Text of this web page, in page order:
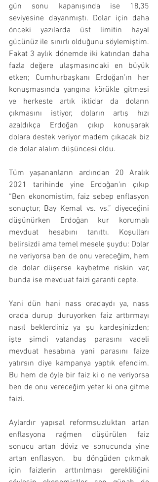
gün sonu kapanışında ise 18,35
seviyesine dayanmıştı. Dolar için daha
önceki yazılarda üst limitin hayal
gücünüz ile sınırlı olduğunu söylemiştim.
Fakat 3 aylık dönemde iki katından daha
fazla değere ulaşmasındaki en büyük
etken; Cumhurbaşkanı Erdoğan’ın her
konuşmasında yangına körükle gitmesi
ve herkeste artık iktidar da doların
çıkmasını istiyor, doların artış hızı
azaldıkça Erdoğan çıkıp konuşarak
dolara destek veriyor madem çıkacak biz
de dolar alalım düşüncesi oldu.
Tüm yaşananların ardından 20 Aralık
2021 tarihinde yine Erdoğan’ın çıkıp
“Ben ekonomistim, faiz sebep enflasyon
sonuçtur, Bay Kemal vs. vs.” diyeceğini
düşünürken Erdoğan kur korumalı
mevduat hesabını tanıttı. Koşulları
belirsizdi ama temel mesele şuydu: Dolar
ne veriyorsa ben de onu vereceğim, hem
de dolar düşerse kaybetme riskin var,
bunda ise mevduat faizi garanti cepte.
Yani dün hani nass oradaydı ya, nass
orada durup duruyorken faiz arttırmayı
nasıl beklerdiniz ya şu kardeşinizden;
işte şimdi vatandaş parasını vadeli
mevduat hesabına yani parasını faize
yatırsın diye kampanya yaptık efendim.
Bu hem de öyle bir faiz ki o ne veriyorsa
ben de onu vereceğim yeter ki ona gitme
faizi.
Aylardır yapısal reformsuzluktan artan
enflasyona rağmen düşürülen faiz
sonucu artan döviz ve sonucunda yine
artan enflasyon,  bu döngüden çıkmak
için faizlerin arttırılması gerekliliğini